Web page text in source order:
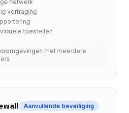
netwerk
vertraging
toestellen
met meerdere
Aanvullende beveiliging